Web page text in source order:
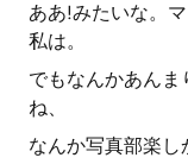
ああ!みたいな。
私は。
でもなんかあん
ね、
なんか写真部楽し